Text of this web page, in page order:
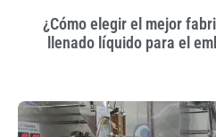
¿Cómo elegir el mejor
llenado líquido para el